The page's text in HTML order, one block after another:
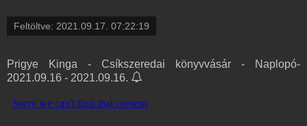
Feltöltve: 2021.09.17. 07:22:19
Prigye Kinga - Csíkszeredai könyvvásár - Naplopó-
2021.09.16 - 2021.09.16.